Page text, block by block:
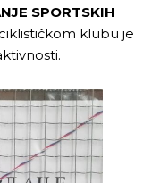
SPORTSKIH
klubu je